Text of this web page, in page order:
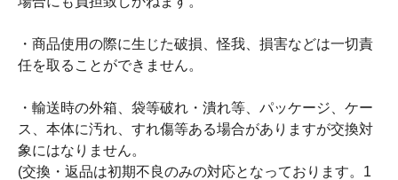
・商品使用の際に生じた破損、怪我、損害などは一切責
任を取ることができません。
・輸送時の外箱、袋等破れ・潰れ等、パッケージ、ケー
ス、本体に汚れ、すれ傷等ある場合がありますが交換対
象にはなりません。
(交換・返品は初期不良のみの対応となっております。1